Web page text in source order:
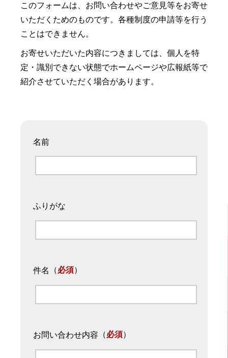
このフォームは、お問い合わせやご意見等をお寄せ
いただくためのものです。各種制度の申請等を行う
ことはできません。
お寄せいただいた内容につきましては、個人を特
定・識別できない状態でホームページや広報紙等で
紹介させていただく場合があります。
名前
ふりがな
件名 （必須）
お問い合わせ内容 （必須）